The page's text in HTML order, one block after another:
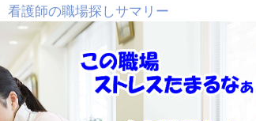
看護師の職場探しサマリー